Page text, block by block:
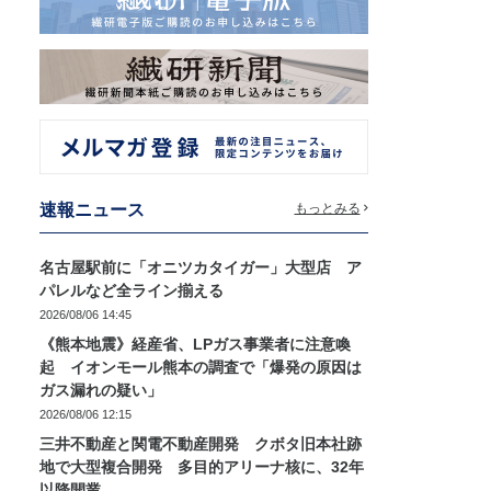
速報ニュース もっとみる
名古屋駅前に「オニツカタイガー」大型店 ア
パレルなど全ライン揃える
2026/08/06 14:45
《熊本地震》経産省、LPガス事業者に注意喚
起 イオンモール熊本の調査で「爆発の原因は
ガス漏れの疑い」
2026/08/06 12:15
三井不動産と関電不動産開発 クボタ旧本社跡
地で大型複合開発 多目的アリーナ核に、32年